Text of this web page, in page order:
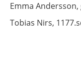
Emma Andersson,
Tobias Nirs,